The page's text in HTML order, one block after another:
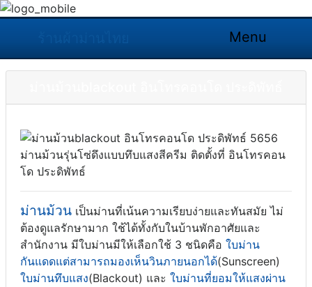
Menu
ม่านม้วนรุ่นโซ่ดึงแบบทึบแสงสีครีม ติดตั้งที่ อินโทรคอน
โด ประดิพัทธ์
ม่านม้วน เป็นม่านที่เน้นความเรียบง่ายและทันสมัย ไม่
ต้องดูแลรักษามาก ใช้ได้ทั้งกับในบ้านพักอาศัยและ
สำนักงาน มีใบม่านมีให้เลือกใช้ 3 ชนิดคือ ใบม่าน
กันแดดแต่สามารถมองเห็นวินภายนอกได้(Sunscreen)
ใบม่านทึบแสง(Blackout) และ ใบม่านที่ยอมให้แสงผ่าน